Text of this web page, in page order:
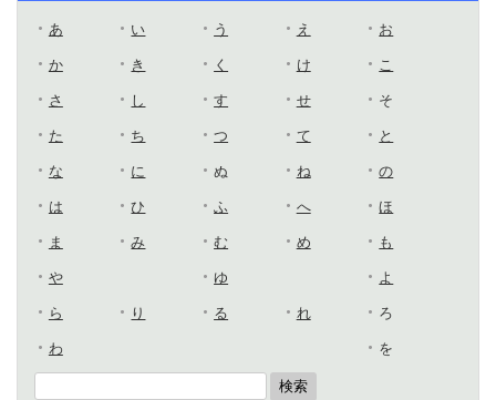
あ い う え お
か き く け こ
さ し す せ そ
た ち つ て と
な に ぬ ね の
は ひ ふ へ ほ
ま み む め も
や ゆ よ
ら り る れ ろ
わ を